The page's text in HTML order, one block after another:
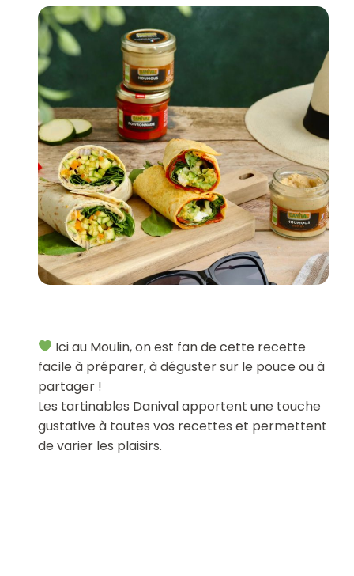
Ici au Moulin, on est fan de cette recette
facile à préparer, à déguster sur le pouce ou à
partager !
Les tartinables Danival apportent une touche
gustative à toutes vos recettes et permettent
de varier les plaisirs.